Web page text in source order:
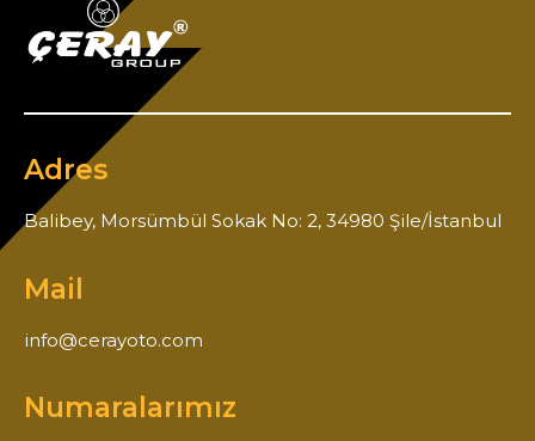
Adres
Balibey, Morsümbül Sokak No: 2, 34980 Şile/İstanbul
Mail
info@cerayoto.com
Numaralarımız